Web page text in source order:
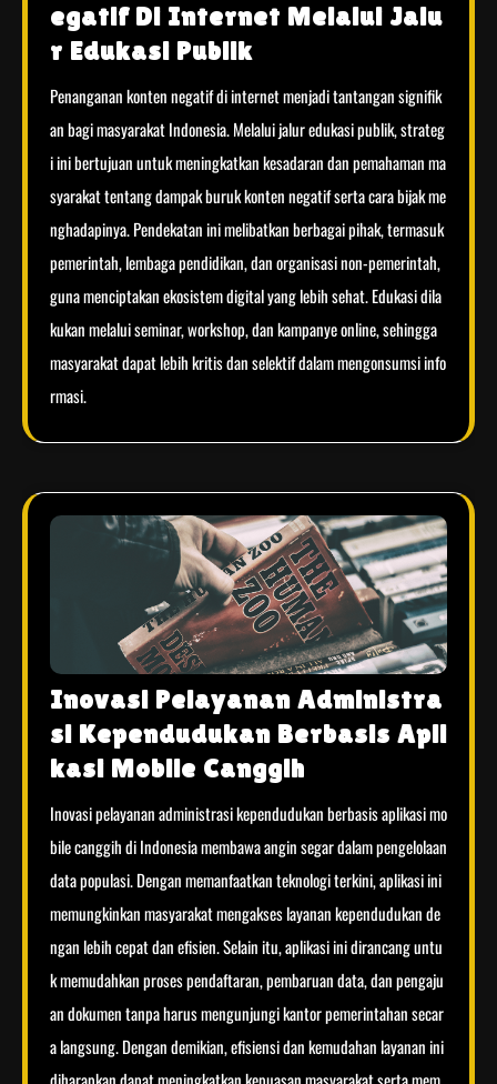
egatif Di Internet Melalui Jalu
r Edukasi Publik
Penanganan konten negatif di internet menjadi tantangan signifik
an bagi masyarakat Indonesia. Melalui jalur edukasi publik, strateg
i ini bertujuan untuk meningkatkan kesadaran dan pemahaman ma
syarakat tentang dampak buruk konten negatif serta cara bijak me
nghadapinya. Pendekatan ini melibatkan berbagai pihak, termasuk
pemerintah, lembaga pendidikan, dan organisasi non-pemerintah,
guna menciptakan ekosistem digital yang lebih sehat. Edukasi dila
kukan melalui seminar, workshop, dan kampanye online, sehingga
masyarakat dapat lebih kritis dan selektif dalam mengonsumsi info
rmasi.
Inovasi Pelayanan Administra
si Kependudukan Berbasis Apli
kasi Mobile Canggih
Inovasi pelayanan administrasi kependudukan berbasis aplikasi mo
bile canggih di Indonesia membawa angin segar dalam pengelolaan
data populasi. Dengan memanfaatkan teknologi terkini, aplikasi ini
memungkinkan masyarakat mengakses layanan kependudukan de
ngan lebih cepat dan efisien. Selain itu, aplikasi ini dirancang untu
k memudahkan proses pendaftaran, pembaruan data, dan pengaju
an dokumen tanpa harus mengunjungi kantor pemerintahan secar
a langsung. Dengan demikian, efisiensi dan kemudahan layanan ini